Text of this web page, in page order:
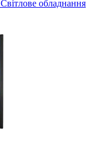
Світлове обладнання